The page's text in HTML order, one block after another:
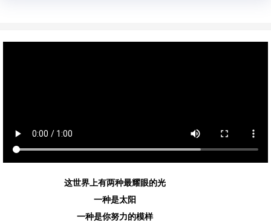
这世界上有两种最耀眼的光
一种是太阳
一种是你努力的模样